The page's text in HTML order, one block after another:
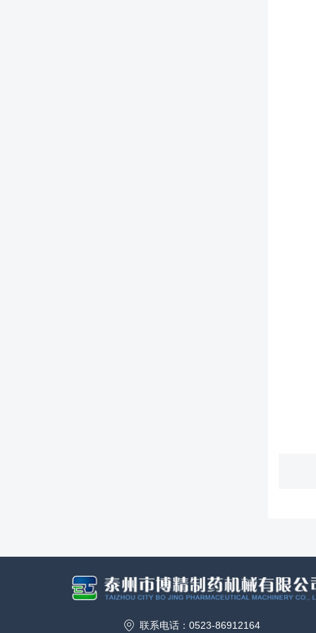
联系电话：0523-86912164